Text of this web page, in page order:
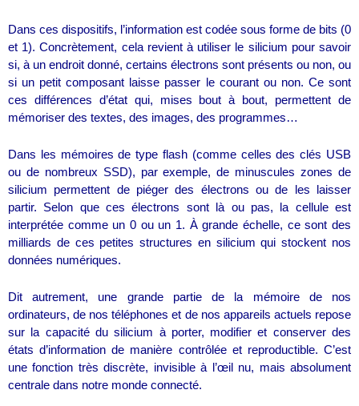
Dans ces dispositifs, l’information est codée sous forme de bits (0
et 1). Concrètement, cela revient à utiliser le silicium pour savoir
si, à un endroit donné, certains électrons sont présents ou non, ou
si un petit composant laisse passer le courant ou non. Ce sont
ces différences d’état qui, mises bout à bout, permettent de
mémoriser des textes, des images, des programmes…
Dans les mémoires de type flash (comme celles des clés USB
ou de nombreux SSD), par exemple, de minuscules zones de
silicium permettent de piéger des électrons ou de les laisser
partir. Selon que ces électrons sont là ou pas, la cellule est
interprétée comme un 0 ou un 1. À grande échelle, ce sont des
milliards de ces petites structures en silicium qui stockent nos
données numériques.
Dit autrement, une grande partie de la mémoire de nos
ordinateurs, de nos téléphones et de nos appareils actuels repose
sur la capacité du silicium à porter, modifier et conserver des
états d’information de manière contrôlée et reproductible. C’est
une fonction très discrète, invisible à l’œil nu, mais absolument
centrale dans notre monde connecté.